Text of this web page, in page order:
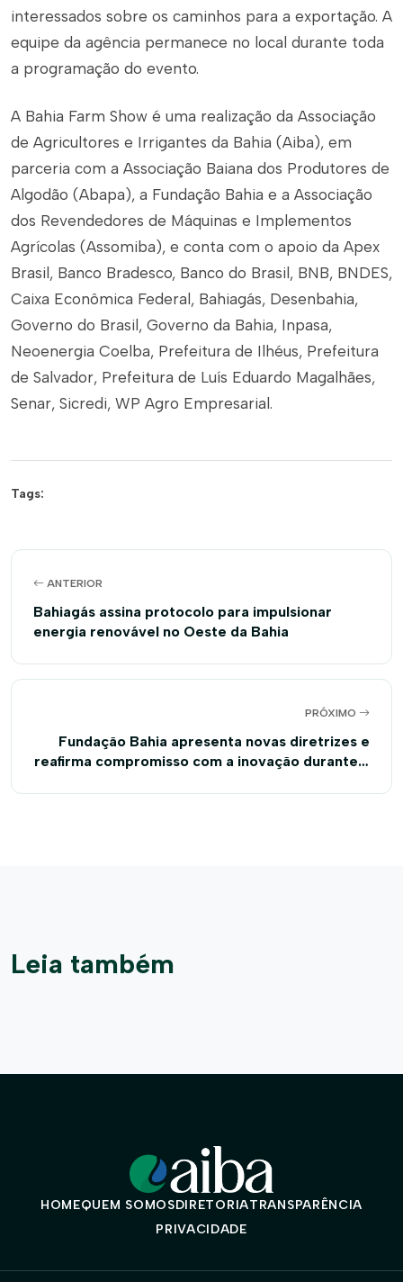
interessados sobre os caminhos para a exportação. A
equipe da agência permanece no local durante toda
a programação do evento.
A Bahia Farm Show é uma realização da Associação
de Agricultores e Irrigantes da Bahia (Aiba), em
parceria com a Associação Baiana dos Produtores de
Algodão (Abapa), a Fundação Bahia e a Associação
dos Revendedores de Máquinas e Implementos
Agrícolas (Assomiba), e conta com o apoio da Apex
Brasil, Banco Bradesco, Banco do Brasil, BNB, BNDES,
Caixa Econômica Federal, Bahiagás, Desenbahia,
Governo do Brasil, Governo da Bahia, Inpasa,
Neoenergia Coelba, Prefeitura de Ilhéus, Prefeitura
de Salvador, Prefeitura de Luís Eduardo Magalhães,
Senar, Sicredi, WP Agro Empresarial.
Tags:
ANTERIOR
Bahiagás assina protocolo para impulsionar
energia renovável no Oeste da Bahia
PRÓXIMO
Fundação Bahia apresenta novas diretrizes e
reafirma compromisso com a inovação durante a
Leia também
HOMEQUEM SOMOSDIRETORIATRANSPARÊNCIA
PRIVACIDADE